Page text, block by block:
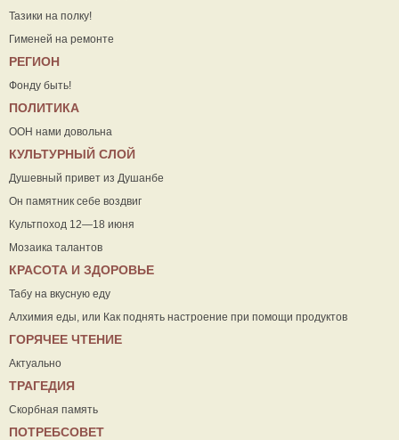
Тазики на полку!
Гименей на ремонте
РЕГИОН
Фонду быть!
ПОЛИТИКА
ООН нами довольна
КУЛЬТУРНЫЙ СЛОЙ
Душевный привет из Душанбе
Он памятник себе воздвиг
Культпоход 12—18 июня
Мозаика талантов
КРАСОТА И ЗДОРОВЬЕ
Табу на вкусную еду
Алхимия еды, или Как поднять настроение при помощи продуктов
ГОРЯЧЕЕ ЧТЕНИЕ
Актуально
ТРАГЕДИЯ
Скорбная память
ПОТРЕБСОВЕТ